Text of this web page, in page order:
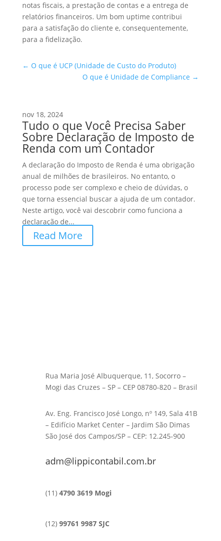
notas fiscais, a prestação de contas e a entrega de
relatórios financeiros. Um bom uptime contribui
para a satisfação do cliente e, consequentemente,
para a fidelização.
← O que é UCP (Unidade de Custo do Produto)
O que é Unidade de Compliance →
nov 18, 2024
Tudo o que Você Precisa Saber
Sobre Declaração de Imposto de
Renda com um Contador
A declaração do Imposto de Renda é uma obrigação
anual de milhões de brasileiros. No entanto, o
processo pode ser complexo e cheio de dúvidas, o
que torna essencial buscar a ajuda de um contador.
Neste artigo, você vai descobrir como funciona a
declaração de...
Read More
Rua Maria José Albuquerque, 11, Socorro –
Mogi das Cruzes – SP – CEP 08780-820 – Brasil
Av. Eng. Francisco José Longo, nº 149, Sala 41B
– Edifício Market Center – Jardim São Dimas
São José dos Campos/SP – CEP: 12.245-900
adm@lippicontabil.com.br
(11) 4790 3619 Mogi
(12) 99761 9987 SJC